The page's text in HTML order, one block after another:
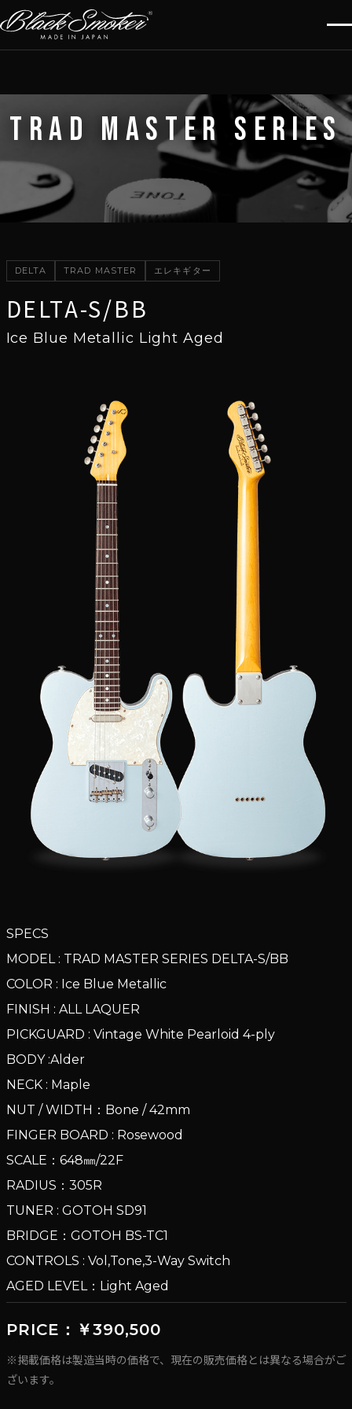
TRAD MASTER SERIES
DELTA TRAD MASTER エレキギター
DELTA-S/BB
Ice Blue Metallic Light Aged
SPECS
MODEL : TRAD MASTER SERIES DELTA-S/BB
COLOR : Ice Blue Metallic
FINISH : ALL LAQUER
PICKGUARD : Vintage White Pearloid 4-ply
BODY :Alder
NECK : Maple
NUT / WIDTH：Bone / 42mm
FINGER BOARD : Rosewood
SCALE：648㎜/22F
RADIUS：305R
TUNER : GOTOH SD91
BRIDGE：GOTOH BS-TC1
CONTROLS : Vol,Tone,3-Way Switch
AGED LEVEL：Light Aged
PRICE：￥390,500
※掲載価格は製造当時の価格で、現在の販売価格とは異なる場合がご
ざいます。